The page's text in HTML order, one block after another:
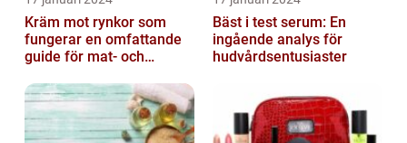
Kräm mot rynkor som
fungerar en omfattande
guide för mat- och
Bäst i test serum: En
ingående analys för
hudvårdsentusiaster